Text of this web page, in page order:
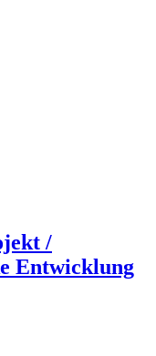
/
Entwicklung